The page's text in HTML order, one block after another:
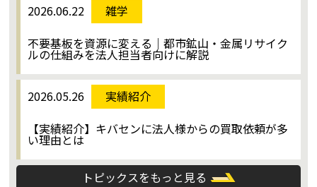
2026.06.22
雑学
不要基板を資源に変える｜都市鉱山・金属リサイク
ルの仕組みを法人担当者向けに解説
2026.05.26
実績紹介
【実績紹介】キバセンに法人様からの買取依頼が多
い理由とは
トピックスをもっと見る